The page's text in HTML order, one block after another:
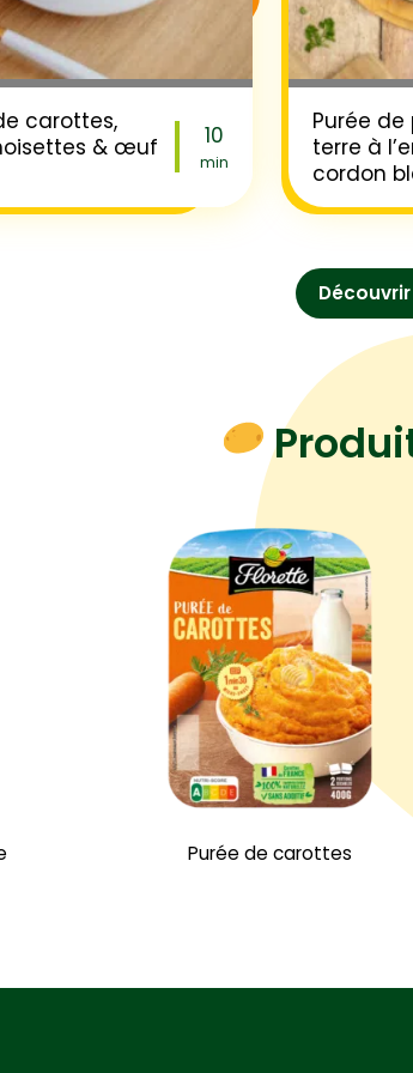
carottes,
& œuf
10
min
Purée
terre à
cordon
Purée de carottes